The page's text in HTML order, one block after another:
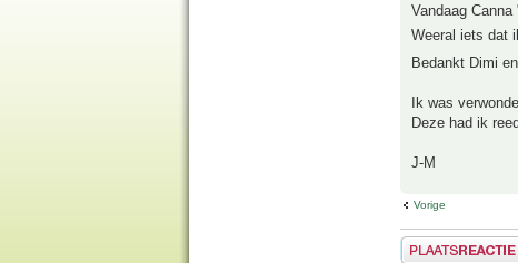
Vandaag
Weeral iets dat
Bedankt Dimi
Ik was
Deze had ik
J-M
Vorige
Plaats een reactie